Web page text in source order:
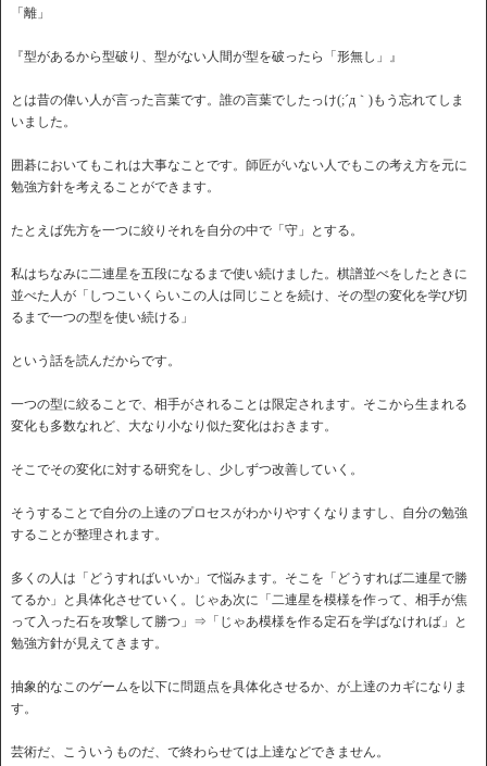
「離」
『型があるから型破り、型がない人間が型を破ったら「形無し」』
とは昔の偉い人が言った言葉です。誰の言葉でしたっけ(;´д｀)もう忘れてしま
いました。
囲碁においてもこれは大事なことです。師匠がいない人でもこの考え方を元に
勉強方針を考えることができます。
たとえば先方を一つに絞りそれを自分の中で「守」とする。
私はちなみに二連星を五段になるまで使い続けました。棋譜並べをしたときに
並べた人が「しつこいくらいこの人は同じことを続け、その型の変化を学び切
るまで一つの型を使い続ける」
という話を読んだからです。
一つの型に絞ることで、相手がされることは限定されます。そこから生まれる
変化も多数なれど、大なり小なり似た変化はおきます。
そこでその変化に対する研究をし、少しずつ改善していく。
そうすることで自分の上達のプロセスがわかりやすくなりますし、自分の勉強
することが整理されます。
多くの人は「どうすればいいか」で悩みます。そこを「どうすれば二連星で勝
てるか」と具体化させていく。じゃあ次に「二連星を模様を作って、相手が焦
って入った石を攻撃して勝つ」⇒「じゃあ模様を作る定石を学ばなければ」と
勉強方針が見えてきます。
抽象的なこのゲームを以下に問題点を具体化させるか、が上達のカギになりま
す。
芸術だ、こういうものだ、で終わらせては上達などできません。